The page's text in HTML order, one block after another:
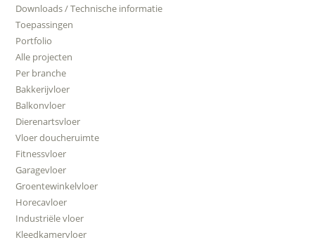
Downloads / Technische informatie
Toepassingen
Portfolio
Alle projecten
Per branche
Bakkerijvloer
Balkonvloer
Dierenartsvloer
Vloer doucheruimte
Fitnessvloer
Garagevloer
Groentewinkelvloer
Horecavloer
Industriële vloer
Kleedkamervloer